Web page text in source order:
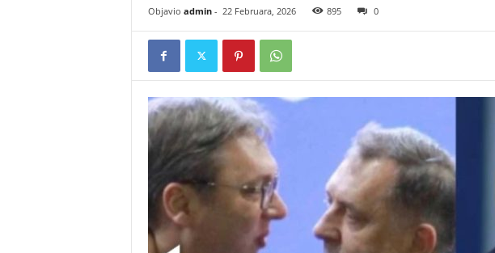
o
i
B
o
s
Objavio admin- 22 Februara, 2026 895 0